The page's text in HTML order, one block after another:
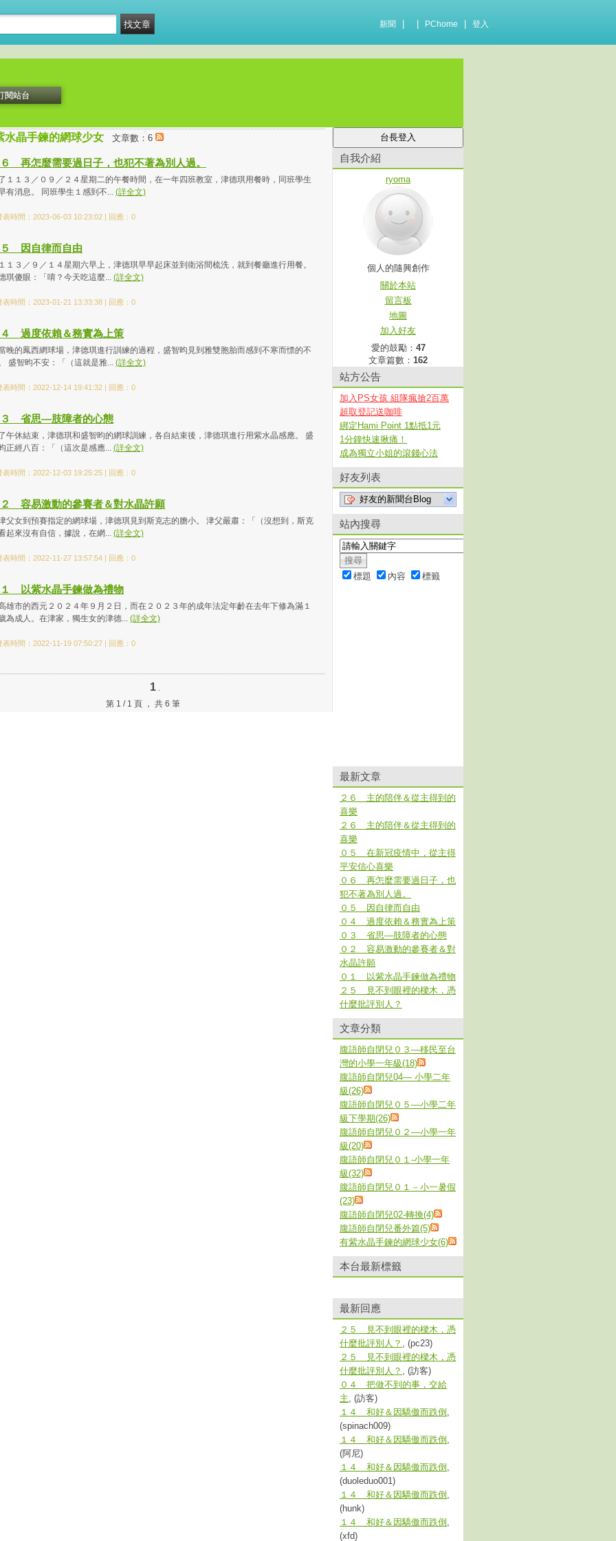
新聞 PChome 登入
閱站台
水晶手鍊的網球少女 文章數：6
再怎麼需要過日子，也犯不著為別人過。
１１３／０９／２４星期二的午餐時間，在一年四班教室，津德琪用餐時，同班學生
有消息。 同班學生１感到不... (詳全文)
表時間：2023-06-03 10:23:02 | 回應：0
因自律而自由
１３／９／１４星期六早上，津德琪早早起床並到衛浴間梳洗，就到餐廳進行用餐。
琪傻眼：「唷？今天吃這麼... (詳全文)
表時間：2023-01-21 13:33:38 | 回應：0
過度依賴＆務實為上策
晚的鳳西網球場，津德琪進行訓練的過程，盛智昀見到雅雙胞胎而感到不寒而慓的不
盛智昀不安：「（這就是雅... (詳全文)
表時間：2022-12-14 19:41:32 | 回應：0
省思—肢障者的心態
午休結束，津德琪和盛智昀的網球訓練，各自結束後，津德琪進行用紫水晶感應。 盛
正經八百：「（這次是感應... (詳全文)
表時間：2022-12-03 19:25:25 | 回應：0
容易激動的參賽者＆對水晶許願
父女到預賽指定的網球場，津德琪見到斯克志的膽小。 津父嚴肅：「（沒想到，斯克
起來沒有自信，據說，在網... (詳全文)
表時間：2022-11-27 13:57:54 | 回應：0
以紫水晶手鍊做為禮物
雄市的西元２０２４年９月２日，而在２０２３年的成年法定年齡在去年下修為滿１
為成人。在津家，獨生女的津德... (詳全文)
表時間：2022-11-19 07:50:27 | 回應：0
1 .
第 1 / 1 頁 ， 共 6 筆
自我介紹
ryoma
個人的隨興創作
關於本站
留言板
地圖
加入好友
愛的鼓勵： 47
文章篇數： 162
站方公告
加入PS女孩 組隊瘋搶2百萬
超取登記送咖啡
綁定Hami Point 1點抵1元
1分鐘快速揪痛！
成為獨立小姐的滾錢心法
好友列表
好友的新聞台Blog
站內搜尋
標題 內容 標籤
最新文章
２６ 主的陪伴＆從主得到的
喜樂
２６ 主的陪伴＆從主得到的
喜樂
０５ 在新冠疫情中，從主得
平安信心喜樂
０６ 再怎麼需要過日子，也
犯不著為別人過。
０５ 因自律而自由
０４ 過度依賴＆務實為上策
０３ 省思—肢障者的心態
０２ 容易激動的參賽者＆對
水晶許願
０１ 以紫水晶手鍊做為禮物
２５ 見不到眼裡的樑木，憑
什麼批評別人？
文章分類
腹語師自閉兒０３—移民至台
灣的小學一年級(18)
腹語師自閉兒04— 小學二年
級(26)
腹語師自閉兒０５—小學二年
級下學期(26)
腹語師自閉兒０２—小學一年
級(20)
腹語師自閉兒０１-小學一年
級(32)
腹語師自閉兒０１－小一暑假
(23)
腹語師自閉兒02-轉換(4)
腹語師自閉兒番外篇(5)
有紫水晶手鍊的網球少女(6)
本台最新標籤
最新回應
２５ 見不到眼裡的樑木，憑
什麼批評別人？ , (pc23)
２５ 見不到眼裡的樑木，憑
什麼批評別人？ , (訪客)
０４ 把做不到的事，交給
主, (訪客)
１４ 和好＆因驕傲而跌倒 ,
(spinach009)
１４ 和好＆因驕傲而跌倒 ,
(阿尼)
１４ 和好＆因驕傲而跌倒 ,
(duoleduo001)
１４ 和好＆因驕傲而跌倒 ,
(hunk)
１４ 和好＆因驕傲而跌倒 ,
(xfd)